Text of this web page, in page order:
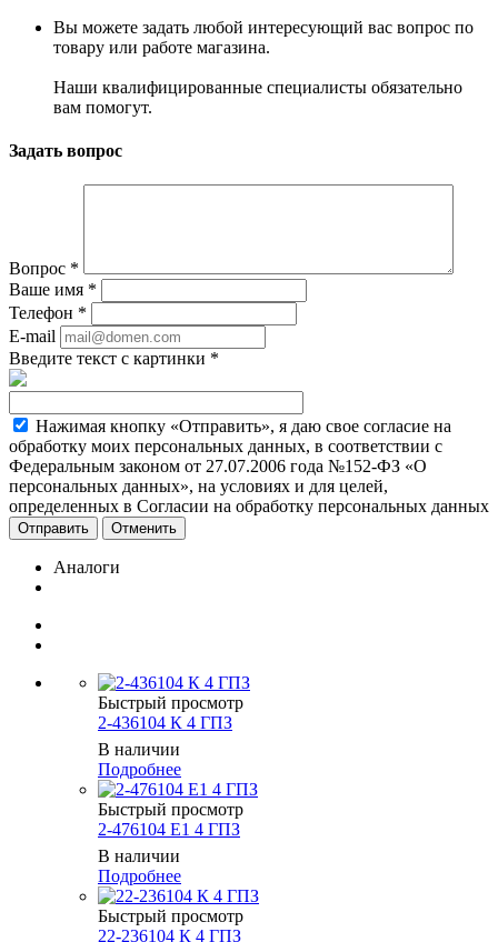
Вы можете задать любой интересующий вас вопрос по
товару или работе магазина.
Наши квалифицированные специалисты обязательно
вам помогут.
Задать вопрос
Вопрос *
Ваше имя *
Телефон *
E-mail
Введите текст с картинки *
Нажимая кнопку «Отправить», я даю свое согласие на
обработку моих персональных данных, в соответствии с
Федеральным законом от 27.07.2006 года №152-ФЗ «О
персональных данных», на условиях и для целей,
определенных в Согласии на обработку персональных данных
Отменить
Аналоги
Быстрый просмотр
2-436104 К 4 ГПЗ
В наличии
Подробнее
Быстрый просмотр
2-476104 Е1 4 ГПЗ
В наличии
Подробнее
Быстрый просмотр
22-236104 К 4 ГПЗ